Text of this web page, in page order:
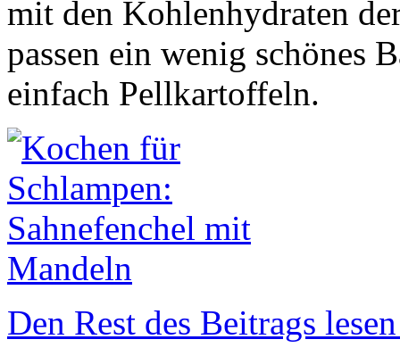
mit den Kohlenhydraten
passen ein wenig schönes
einfach Pellkartoffeln.
Den Rest des Beitrags